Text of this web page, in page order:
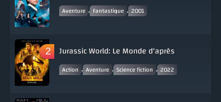
Aventure , Fantastique , 2001
Jurassic World: Le Monde d'après
Action , Aventure , Science fiction , 2022